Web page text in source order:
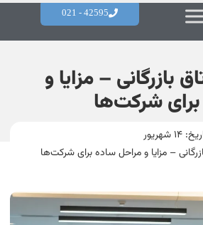
42595 - 021
بازرگانی – مزایا و
شرکت‌ها
– مزایا و مراحل ساده برای شرکت‌ها